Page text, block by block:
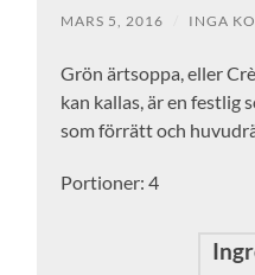
MARS 5, 2016 INGA
Grön ärtsoppa, eller
kan kallas, är en festlig
som förrätt och
Portioner: 4